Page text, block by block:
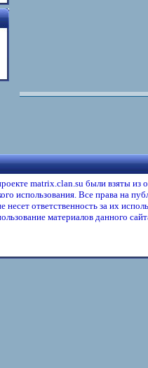
matrix.clan.su были взяты из
использования. Все права на
несет ответственность за их
материалов данного